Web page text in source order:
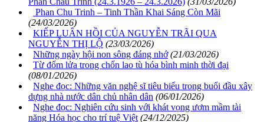
Phan Chu Trinh – Tinh Thần Khai Sáng Còn Mãi
(24/03/2026)
KIẾP LUÂN HỒI CỦA NGUYỄN TRÃI QUA
NGUYỄN THỊ LỘ (23/03/2026)
Những ngày hội non sông đáng nhớ (21/03/2026)
Từ đốm lửa trong chốn lao tù hóa bình minh thời đại
(08/01/2026)
Nghe đọc: Những văn nghệ sĩ tiêu biểu trong buổi đầu xây
dựng nhà nước dân chủ nhân dân (06/01/2026)
Nghe đọc: Nghiên cứu sinh với khát vọng ươm mầm tài
năng Hóa học cho trí tuệ Việt (24/12/2025)